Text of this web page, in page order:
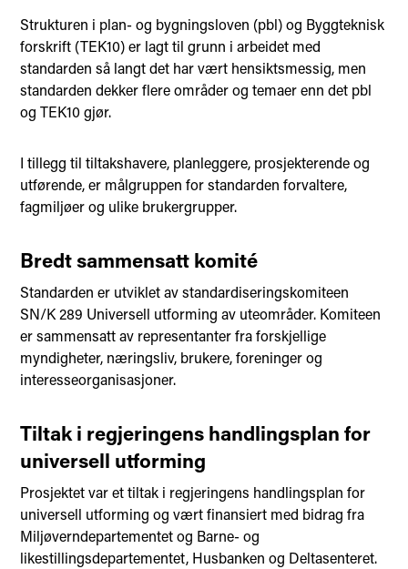
Strukturen i plan- og bygningsloven (pbl) og Byggteknisk
forskrift (TEK10) er lagt til grunn i arbeidet med
standarden så langt det har vært hensiktsmessig, men
standarden dekker flere områder og temaer enn det pbl
og TEK10 gjør.
I tillegg til tiltakshavere, planleggere, prosjekterende og
utførende, er målgruppen for standarden forvaltere,
fagmiljøer og ulike brukergrupper.
Bredt sammensatt komité
Standarden er utviklet av standardiseringskomiteen
SN/K 289 Universell utforming av uteområder. Komiteen
er sammensatt av representanter fra forskjellige
myndigheter, næringsliv, brukere, foreninger og
interesseorganisasjoner.
Tiltak i regjeringens handlingsplan for
universell utforming
Prosjektet var et tiltak i regjeringens handlingsplan for
universell utforming og vært finansiert med bidrag fra
Miljøverndepartementet og Barne- og
likestillingsdepartementet, Husbanken og Deltasenteret.